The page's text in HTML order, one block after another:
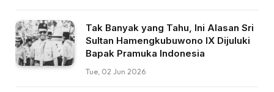
Tak Banyak yang Tahu, Ini Alasan Sri
Sultan Hamengkubuwono IX Dijuluki
Bapak Pramuka Indonesia
Tue, 02 Jun 2026